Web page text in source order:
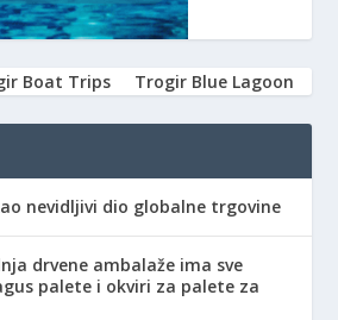
Boat Trips Trogir Blue Lagoon
nevidljivi dio globalne trgovine
drvene ambalaže ima sve
palete i okviri za palete za